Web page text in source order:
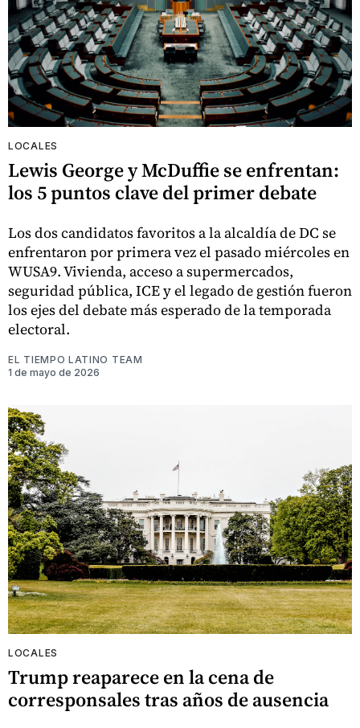
LOCALES
Lewis George y McDuffie se enfrentan:
los 5 puntos clave del primer debate
Los dos candidatos favoritos a la alcaldía de DC se
enfrentaron por primera vez el pasado miércoles en
WUSA9. Vivienda, acceso a supermercados,
seguridad pública, ICE y el legado de gestión fueron
los ejes del debate más esperado de la temporada
electoral.
EL TIEMPO LATINO TEAM
1 de mayo de 2026
LOCALES
Trump reaparece en la cena de
corresponsales tras años de ausencia